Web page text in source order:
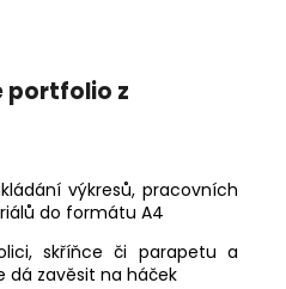
portfolio z
výkresů, pracovních
do formátu A4
skříňce či parapetu a
dá zavěsit na háček